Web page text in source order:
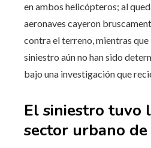
en ambos helicópteros; al
aeronaves cayeron
contra el terreno, mientras que
siniestro aún no han sido
bajo una investigación que
El siniestro tuvo
sector urbano